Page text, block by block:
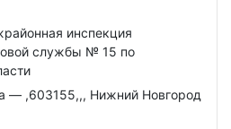
инспекция
службы № 15 по
— ,603155,,, Нижний Новгород